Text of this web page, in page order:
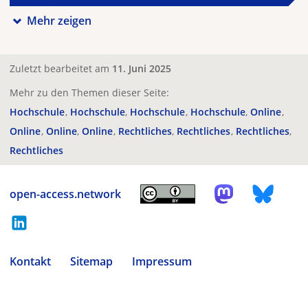
Mehr zeigen
Zuletzt bearbeitet am 11. Juni 2025
Mehr zu den Themen dieser Seite:
Hochschule Hochschule Hochschule Hochschule Online
Online Online Online Rechtliches Rechtliches Rechtliches
Rechtliches
open-access.network
Kontakt Sitemap
Impressum